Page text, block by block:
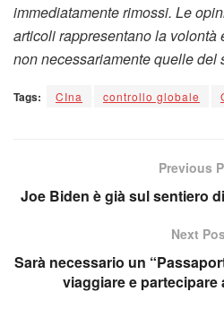
immediatamente rimossi. Le
articoli rappresentano la volontà
non necessariamente quelle del
Tags: CIna controllo globale
Previous
Joe Biden è già sul sentiero
Next
Sarà necessario un
viaggiare e partecipare